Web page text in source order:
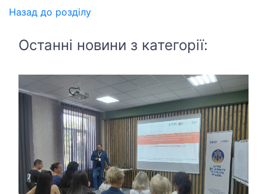
Назад до розділу
Останні новини з категорії: